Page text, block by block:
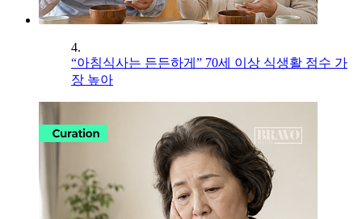
4.
“아침식사는 든든하게” 70세 이상 식생활 점수 가
장 높아